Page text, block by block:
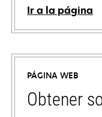
Ir a la página
PÁGINA WEB
Obtener